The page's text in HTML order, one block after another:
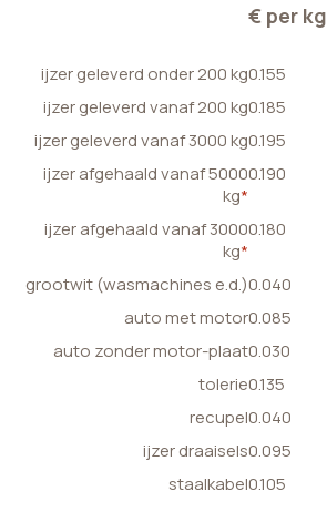
€ per kg
ijzer geleverd onder 200 kg0.155
ijzer geleverd vanaf 200 kg0.185
ijzer geleverd vanaf 3000 kg0.195
ijzer afgehaald vanaf 5000
kg*
0.190
ijzer afgehaald vanaf 3000
kg*
0.180
grootwit (wasmachines e.d.)0.040
auto met motor0.085
auto zonder motor-plaat0.030
tolerie0.135
recupel0.040
ijzer draaisels0.095
staalkabel0.105